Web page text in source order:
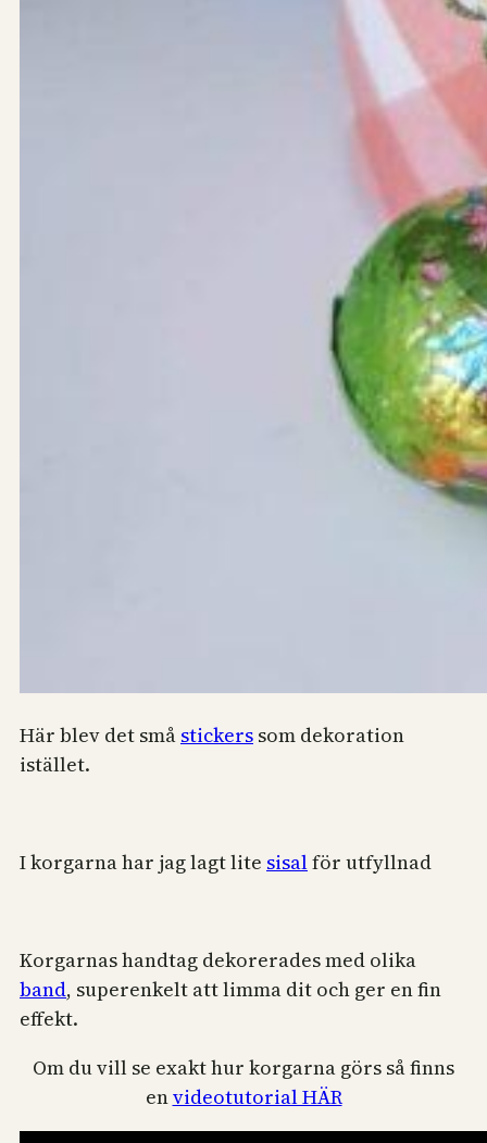
Här blev det små stickers som dekoration
istället.
I korgarna har jag lagt lite sisalför utfyllnad
Korgarnas handtag dekorerades med olika
band, superenkelt att limma dit och ger en fin
effekt.
Om du vill se exakt hur korgarna görs så finns
envideotutorial HÄR